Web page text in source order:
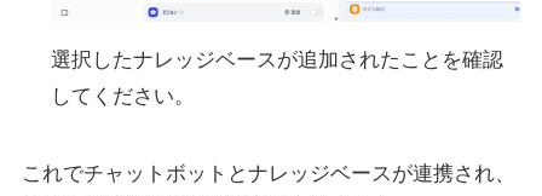
選択したナレッジベースが追加されたことを確認
してください。
これでチャットボットとナレッジベースが連携され、